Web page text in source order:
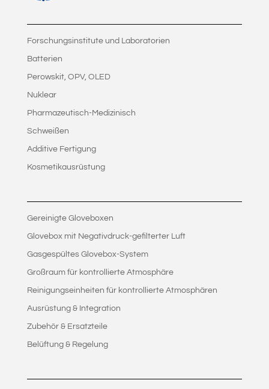
Forschungsinstitute und Laboratorien
Batterien
Perowskit, OPV, OLED
Nuklear
Pharmazeutisch-Medizinisch
Schweißen
Additive Fertigung
Kosmetikausrüstung
Gereinigte Gloveboxen
Glovebox mit Negativdruck-gefilterter Luft
Gasgespültes Glovebox-System
Großraum für kontrollierte Atmosphäre
Reinigungseinheiten für kontrollierte Atmosphären
Ausrüstung & Integration
Zubehör & Ersatzteile
Belüftung & Regelung